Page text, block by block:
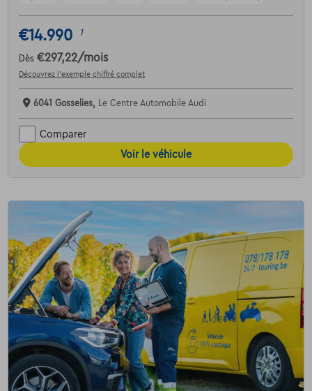
€14.990 1
Dès €297,22/mois
Découvrez l’exemple chiffré complet
6041 Gosselies, Le Centre Automobile Audi
Comparer
Voir le véhicule